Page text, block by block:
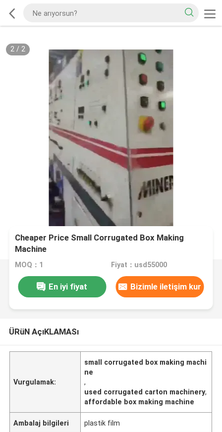
2/ 2
Cheaper Price Small Corrugated Box Making
Machine
MOQ：1 Fiyat：usd55000
En iyi fiyat Bizimle iletişim kur
ÜRüN AçıKLAMASı
Vurgulamak:
small corrugated box making machi
ne
,
used corrugated carton machinery,
affordable box making machine
Ambalaj bilgileri plastik film